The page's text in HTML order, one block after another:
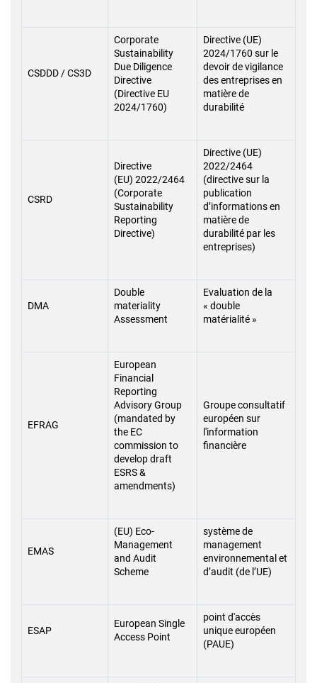
CSDDD / CS3D
Corporate
Sustainability
Due Diligence
Directive
(Directive EU
2024/1760)
Directive (UE)
2024/1760 sur le
devoir de vigilance
des entreprises en
matière de
durabilité
CSRD
Directive
(EU) 2022/2464
(Corporate
Sustainability
Reporting
Directive)
Directive (UE)
2022/2464
(directive sur la
publication
d’informations en
matière de
durabilité par les
entreprises)
DMA
Double
materiality
Assessment
Evaluation de la
« double
matérialité »
EFRAG
European
Financial
Reporting
Advisory Group
(mandated by
the EC
commission to
develop draft
ESRS &
amendments)
Groupe consultatif
européen sur
l'information
financière
EMAS
(EU) Eco-
Management
and Audit
Scheme
système de
management
environnemental et
d’audit (de l’UE)
ESAP
European Single
Access Point
point d'accès
unique européen
(PAUE)